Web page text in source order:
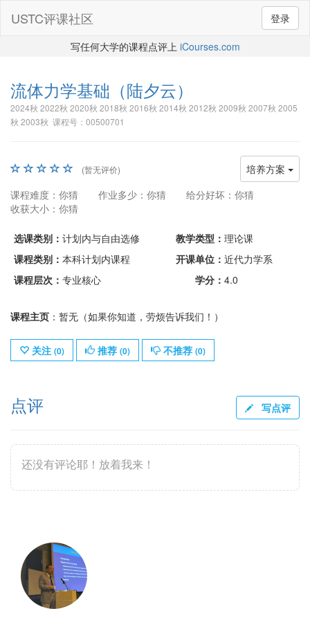
登录
USTC评课社区
写任何大学的课程点评上 iCourses.com
流体力学基础 （陆夕云）
2024秋 2022秋 2020秋 2018秋 2016秋 2014秋 2012秋 2009秋 2007秋 2005
秋 2003秋 课程号：00500701
培养方案
(暂无评价)
课程难度：你猜 作业多少：你猜
给分好坏：你猜
收获大小：你猜
选课类别： 计划内与自由选修 教学类型： 理论课
课程类别： 本科计划内课程 开课单位： 近代力学系
课程层次： 专业核心 学分： 4.0
课程主页 ：暂无（如果你知道，劳烦告诉我们！）
关注 (0) 推荐 (0) 不推荐 (0)
点评 写点评
还没有评论耶！放着我来！